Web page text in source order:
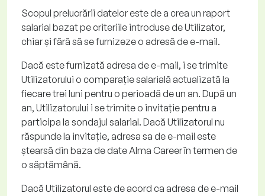
Scopul prelucrării dateloreste de a crea un raport
salarial bazat pe criteriile introduse de Utilizator,
chiar și fără să se furnizeze o adresă de e-mail.
Dacă este furnizată adresa de e-mail, i se trimite
Utilizatorului o comparație salarială actualizată la
fiecare trei luni pentru o perioadă de un an. După un
an, Utilizatorului i se trimite o invitație pentru a
participa la sondajul salarial. Dacă Utilizatorul nu
răspunde la invitație, adresa sa de e-mail este
ștearsă din baza de date Alma Careerîn termen de
o săptămână.
Dacă Utilizatorul este de acord ca adresa de e-mail